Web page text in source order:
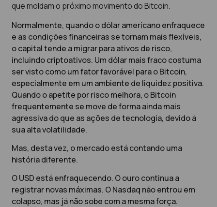
que moldam o próximo movimento do Bitcoin.
Normalmente, quando o dólar americano enfraquece
e as condições financeiras se tornam mais flexíveis,
o capital tende a migrar para ativos de risco,
incluindo criptoativos. Um dólar mais fraco costuma
ser visto como um fator favorável para o Bitcoin,
especialmente em um ambiente de liquidez positiva.
Quando o apetite por risco melhora, o Bitcoin
frequentemente se move de forma ainda mais
agressiva do que as ações de tecnologia, devido à
sua alta volatilidade.
Mas, desta vez, o mercado está contando uma
história diferente.
O USD está enfraquecendo. O ouro continua a
registrar novas máximas. O Nasdaq não entrou em
colapso, mas já não sobe com a mesma força.